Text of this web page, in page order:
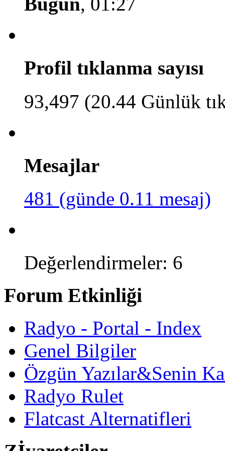
Profil tıklanma sayısı
93,497 (20.44 Günlük
Mesajlar
481 (günde 0.11 mesaj)
Değerlendirmeler: 6
Forum Etkinliği
Radyo - Portal - Index
Genel Bilgiler
Özgün Yazılar&Senin
Radyo Rulet
Flatcast Alternatifleri